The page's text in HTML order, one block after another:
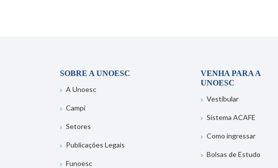
SOBRE A UNOESC
A Unoesc
Campi
Setores
Publicações Legais
Funoesc
VENHA PARA A
UNOESC
Vestibular
Sistema ACAFE
Como ingressar
Bolsas de Estudo